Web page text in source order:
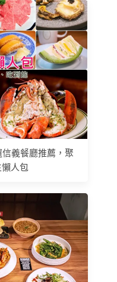
信義餐廳推薦，聚
人包